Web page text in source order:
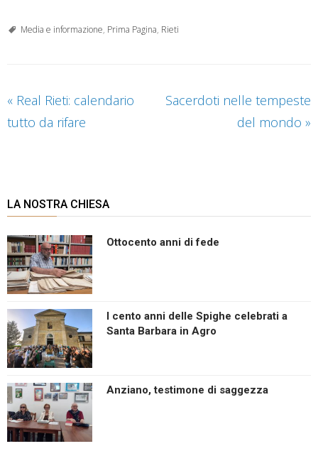
Media e informazione, Prima Pagina, Rieti
« Real Rieti: calendario
tutto da rifare
Sacerdoti nelle tempeste
del mondo »
LA NOSTRA CHIESA
Ottocento anni di fede
I cento anni delle Spighe celebrati a
Santa Barbara in Agro
Anziano, testimone di saggezza